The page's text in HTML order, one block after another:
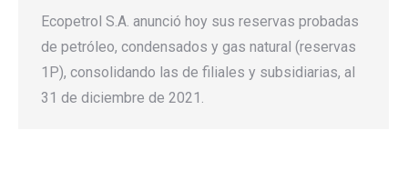
Ecopetrol S.A. anunció hoy sus reservas probadas
de petróleo, condensados y gas natural (reservas
1P), consolidando las de filiales y subsidiarias, al
31 de diciembre de 2021.